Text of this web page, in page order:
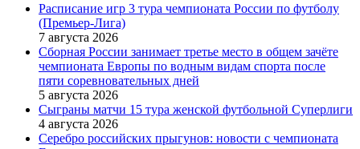
Расписание игр 3 тура чемпионата России по футболу
(Премьер-Лига)
7 августа 2026
Сборная России занимает третье место в общем зачёте
чемпионата Европы по водным видам спорта после
пяти соревновательных дней
5 августа 2026
Сыграны матчи 15 тура женской футбольной Суперлиги
4 августа 2026
Серебро российских прыгунов: новости с чемпионата